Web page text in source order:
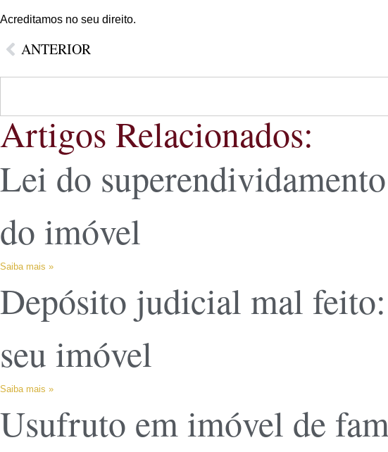
Acreditamos no seu direito.
ANTERIOR
Artigos Relacionados:
Lei do
do imóvel
Saiba mais »
Depósito judicial mal
seu imóvel
Saiba mais »
Usufruto em imóvel de